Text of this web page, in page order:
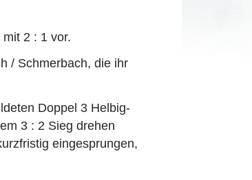
2 : 1 vor.
/ Schmerbach, die ihr
Doppel 3 Helbig-
3 : 2 Sieg drehen
eingesprungen,